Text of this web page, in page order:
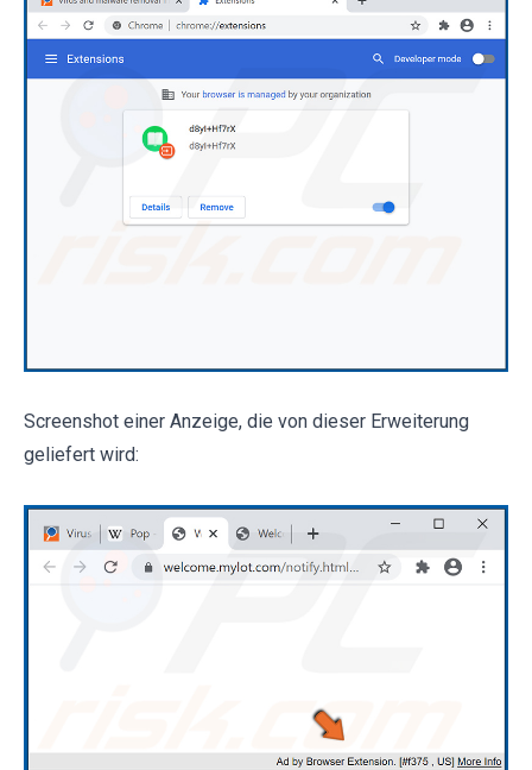
Screenshot einer Anzeige, die von dieser Erweiterung
geliefert wird: